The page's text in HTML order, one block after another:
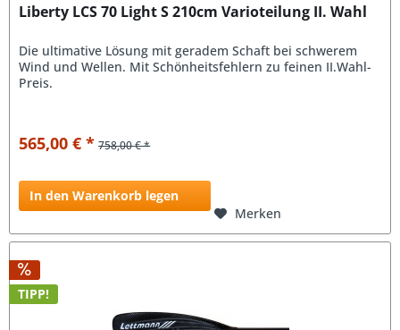
Liberty LCS 70 Light S 210cm Varioteilung II. Wahl
Die ultimative Lösung mit geradem Schaft bei schwerem
Wind und Wellen. Mit Schönheitsfehlern zu feinen II.Wahl-
Preis.
565,00 € * 758,00 € *
In den Warenkorb legen
Merken
TIPP!